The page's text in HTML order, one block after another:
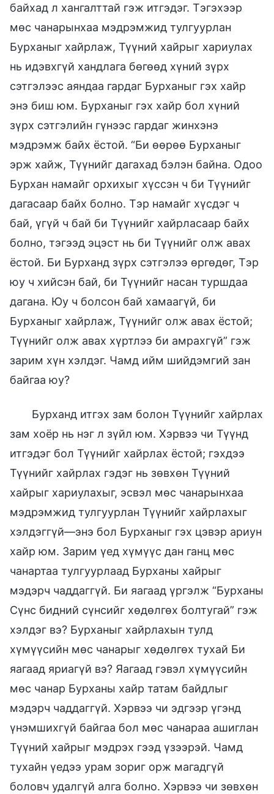
байхад л хангалттай гэж итгэдэг. Тэгэхээр
мөс чанарынхаа мэдрэмжид тулгуурлан
Бурханыг хайрлаж, Түүний хайрыг хариулах
нь идэвхгүй хандлага бөгөөд хүний зүрх
сэтгэлээс аяндаа гардаг Бурханыг гэх хайр
энэ биш юм. Бурханыг гэх хайр бол хүний
зүрх сэтгэлийн гүнээс гардаг жинхэнэ
мэдрэмж байх ёстой. “Би өөрөө Бурханыг
эрж хайж, Түүнийг дагахад бэлэн байна. Одоо
Бурхан намайг орхихыг хүссэн ч би Түүнийг
дагасаар байх болно. Тэр намайг хүсдэг ч
бай, үгүй ч бай би Түүнийг хайрласаар байх
болно, тэгээд эцэст нь би Түүнийг олж авах
ёстой. Би Бурханд зүрх сэтгэлээ өргөдөг, Тэр
юу ч хийсэн бай, би Түүнийг насан туршдаа
дагана. Юу ч болсон бай хамаагүй, би
Бурханыг хайрлаж, Түүнийг олж авах ёстой;
Түүнийг олж авах хүртлээ би амрахгүй” гэж
зарим хүн хэлдэг. Чамд ийм шийдэмгий зан
байгаа юу?
Бурханд итгэх зам болон Түүнийг хайрлах
зам хоёр нь нэг л зүйл юм. Хэрвээ чи Түүнд
итгэдэг бол Түүнийг хайрлах ёстой; гэхдээ
Түүнийг хайрлах гэдэг нь зөвхөн Түүний
хайрыг хариулахыг, эсвэл мөс чанарынхаа
мэдрэмжид тулгуурлан Түүнийг хайрлахыг
хэлдэггүй—энэ бол Бурханыг гэх цэвэр ариун
хайр юм. Зарим үед хүмүүс дан ганц мөс
чанартаа тулгуурлаад Бурханы хайрыг
мэдэрч чаддаггүй. Би яагаад үргэлж “Бурханы
Сүнс бидний сүнсийг хөдөлгөх болтугай” гэж
хэлдэг вэ? Бурханыг хайрлахын тулд
хүмүүсийн мөс чанарыг хөдөлгөх тухай Би
яагаад яриагүй вэ? Яагаад гэвэл хүмүүсийн
мөс чанар Бурханы хайр татам байдлыг
мэдэрч чаддаггүй. Хэрвээ чи эдгээр үгэнд
үнэмшихгүй байгаа бол мөс чанараа ашиглан
Түүний хайрыг мэдрэх гээд үзээрэй. Чамд
тухайн үедээ урам зориг орж магадгүй
боловч удалгүй алга болно. Хэрвээ чи зөвхөн